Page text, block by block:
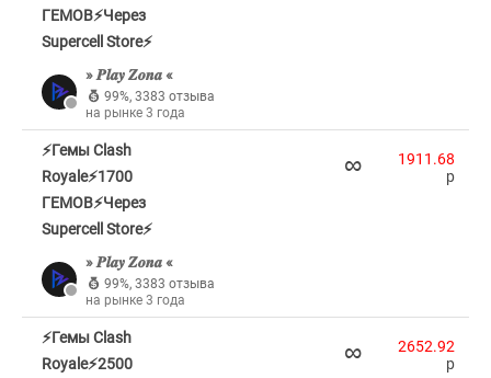
ГЕМОВ⚡Через
Supercell Store⚡
» 𝑷𝒍𝒂𝒚 𝒁𝒐𝒏𝒂 «
99%, 3383 отзыва
на рынке 3 года
⚡Гемы Clash
Royale⚡1700
ГЕМОВ⚡Через
Supercell Store⚡
» 𝑷𝒍𝒂𝒚 𝒁𝒐𝒏𝒂 «
99%, 3383 отзыва
на рынке 3 года
∞
1911.68
p
⚡Гемы Clash
Royale⚡2500
∞
2652.92
p